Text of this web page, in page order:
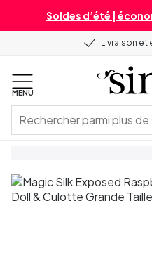
Soldes d’été |
Livraison et
MENU